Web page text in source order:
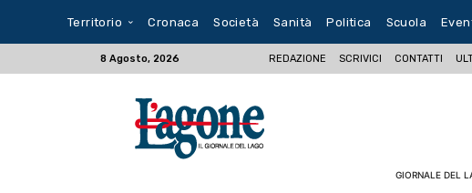
Territorio Cronaca Società Sanità Politica Scuola
8 Agosto, 2026 REDAZIONE SCRIVICI CONTATTI
GIORNALE DEL